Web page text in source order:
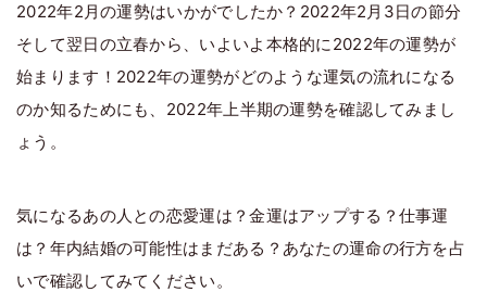
2022年2月の運勢はいかがでしたか？2022年2月3日の節分
そして翌日の立春から、いよいよ本格的に2022年の運勢が
始まります！2022年の運勢がどのような運気の流れになる
のか知るためにも、2022年上半期の運勢を確認してみまし
ょう。
気になるあの人との恋愛運は？金運はアップする？仕事運
は？年内結婚の可能性はまだある？あなたの運命の行方を占
いで確認してみてください。